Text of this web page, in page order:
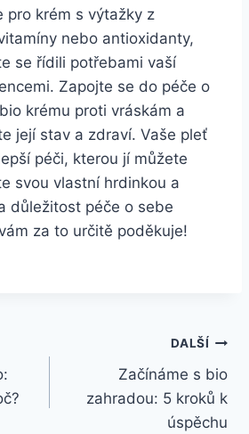
pro⁤ krém s výtažky z
nebo antioxidanty,
se řídili potřebami vaší
⁣Zapojte se do⁣ péče o
krému proti vráskám a
její stav a zdraví. Vaše pleť
péči,‌ kterou jí můžete
svou‍ vlastní hrdinkou⁤ a
důležitost péče o sebe
za to určitě poděkuje!
DALŠÍ
Začínáme s bio
zahradou: 5 kroků k
úspěchu